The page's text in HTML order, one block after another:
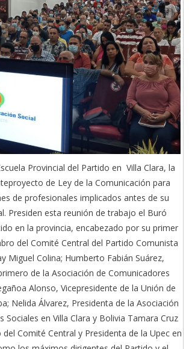
Provincial del Partido en Villa Clara, la
de Ley de la Comunicación para
de profesionales implicados antes de su
Presiden esta reunión de trabajo el Buró
en la provincia, encabezado por su primer
del Comité Central del Partido Comunista
Miguel Colina; Humberto Fabián Suárez,
de la Asociación de Comunicadores
Alonso, Vicepresidente de la Unión de
Nelida Álvarez, Presidenta de la Asociación
Sociales en Villa Clara y Bolivia Tamara Cruz
Comité Central y Presidenta de la Upec en